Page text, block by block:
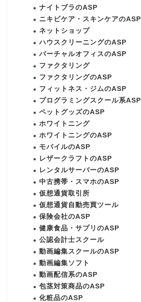
ナイトブラのASP
ニキビケア・スキンケアのASP
ネットショップ
ハウスクリーニングのASP
バーチャルオフィスのASP
ファクタリング
ファクタリングのASP
フィットネス・ジムのASP
プログラミングスクール系ASP
ペットグッズのASP
ホワイトニング
ホワイトニングのASP
モバイルのASP
レザークラフトのASP
レンタルサーバーのASP
中古携帯・スマホのASP
仮想通貨取引所
仮想通貨自動売買ツール
保険会社のASP
健康食品・サプリのASP
公認会計士スクール
動画編集スクールのASP
動画編集ソフト
動画配信系のASP
包茎対策商品のASP
化粧品のASP